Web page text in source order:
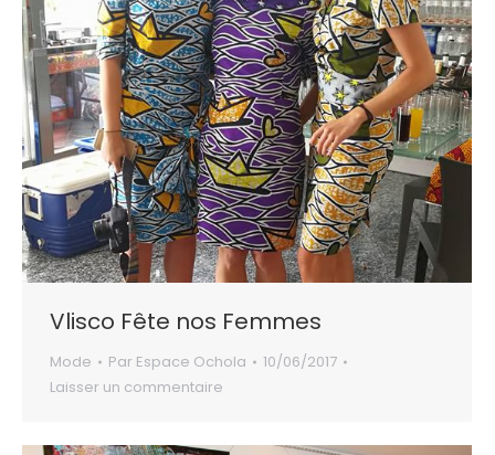
Vlisco Fête nos Femmes
Mode Par Espace Ochola
10/06/2017
Laisser un commentaire